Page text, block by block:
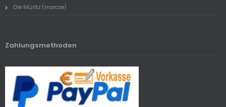
Die Müritz (morcze)
Zahlungsmethoden